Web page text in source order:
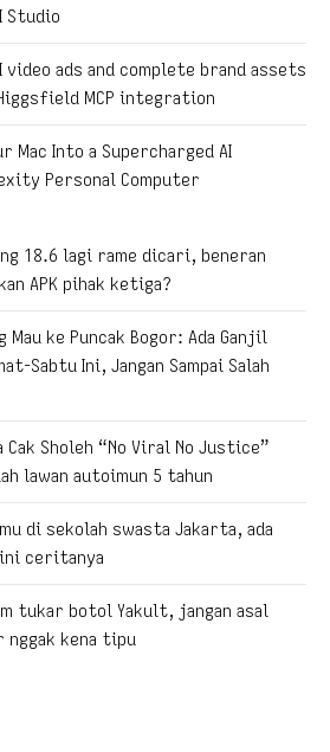
Studio
ads and complete brand assets
MCP integration
Mac Into a Supercharged AI
Personal Computer
18.6 lagi rame dicari, beneran
APK pihak ketiga?
ke Puncak Bogor: Ada Ganjil
Sabtu Ini, Jangan Sampai Salah
Cak Sholeh “No Viral No Justice”
lawan autoimun 5 tahun
di sekolah swasta Jakarta, ada
ini ceritanya
tukar botol Yakult, jangan asal
nggak kena tipu